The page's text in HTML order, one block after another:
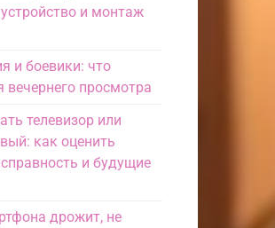
и монтаж
и боевики: что
вечернего просмотра
телевизор или
как оценить
и будущие
дрожит, не